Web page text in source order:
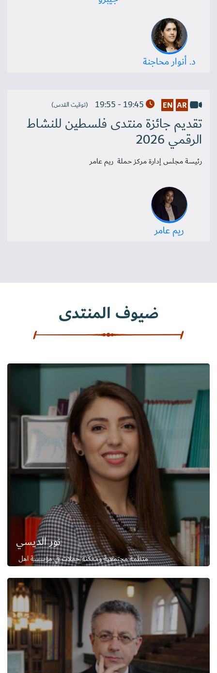
د. أنوار محاجنة
AR
EN
19:45 - 19:55 (توقيت القدس)
تقديم جائزة منتدى فلسطين للنشاط
الرقمي 2026
رئيسة مجلس إدارة مركز حملة ريم عامر
ريم عامر
ضيوف المنتدى
نور الديسي
منظمة مجتمعية وممكنة حملات في مؤسسة اهل